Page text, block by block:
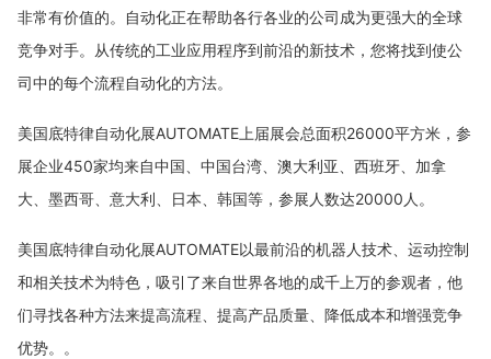
非常有价值的。自动化正在帮助各行各业的公司成为更强大的全球
竞争对手。从传统的工业应用程序到前沿的新技术，您将找到使公
司中的每个流程自动化的方法。
美国底特律自动化展AUTOMATE上届展会总面积26000平方米，参
展企业450家均来自中国、中国台湾、澳大利亚、西班牙、加拿
大、墨西哥、意大利、日本、韩国等，参展人数达20000人。
美国底特律自动化展AUTOMATE以最前沿的机器人技术、运动控制
和相关技术为特色，吸引了来自世界各地的成千上万的参观者，他
们寻找各种方法来提高流程、提高产品质量、降低成本和增强竞争
优势。。